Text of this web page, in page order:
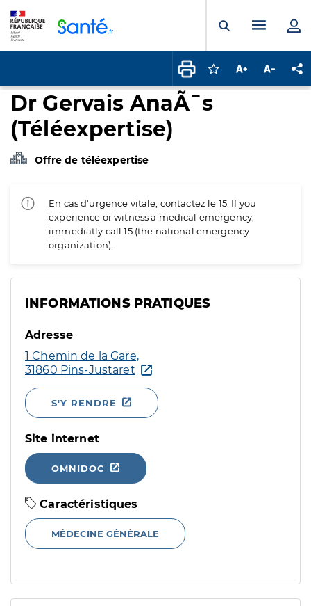
Ouvrir laMenu
Connectez-vous
Augmenter la
Dr Gervais AnaÃ¯s
(Téléexpertise)
Offre de téléexpertise
En cas d'urgence vitale, contactez le 15. If you
experience or witness a medical emergency,
immediatly call 15 (the national emergency
organization).
INFORMATIONS PRATIQUES
Adresse
1 Chemin de la Gare,
31860 Pins-Justaret
S'Y RENDRE
Site internet
OMNIDOC
Caractéristiques
MÉDECINE GÉNÉRALE